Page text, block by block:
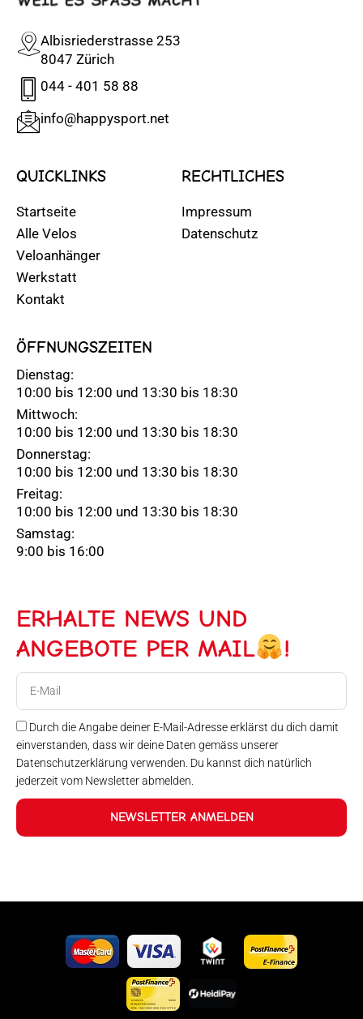
Albisriederstrasse 253
8047 Zürich
044 - 401 58 88
info@happysport.net
QUICKLINKS
Startseite
Alle Velos
Veloanhänger
Werkstatt
Kontakt
RECHTLICHES
Impressum
Datenschutz
ÖFFNUNGSZEITEN
Dienstag:
10:00 bis 12:00 und 13:30 bis 18:30
Mittwoch:
10:00 bis 12:00 und 13:30 bis 18:30
Donnerstag:
10:00 bis 12:00 und 13:30 bis 18:30
Freitag:
10:00 bis 12:00 und 13:30 bis 18:30
Samstag:
9:00 bis 16:00
ERHALTE NEWS UND
ANGEBOTE PER MAIL
!
Durch die Angabe deiner E-Mail-Adresse erklärst du dich damit
einverstanden, dass wir deine Daten gemäss unserer
Datenschutzerklärung verwenden. Du kannst dich natürlich
jederzeit vom Newsletter abmelden.
NEWSLETTER ANMELDEN